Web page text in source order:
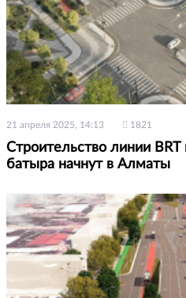
21 апреля 2025, 14:13 1821
Строительство линии
батыра начнут в Алматы